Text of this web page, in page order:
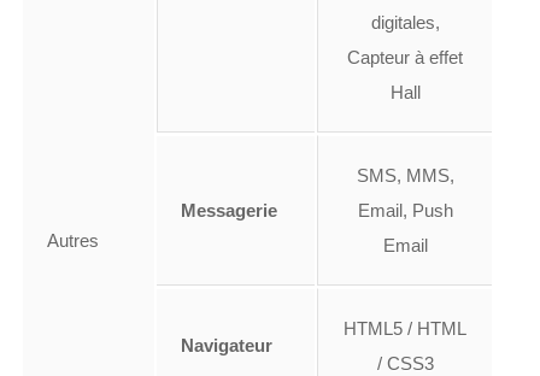
Autres
digitales,
Capteur à effet
Hall
Messagerie
SMS, MMS,
Email, Push
Email
Navigateur
HTML5 / HTML
/ CSS3